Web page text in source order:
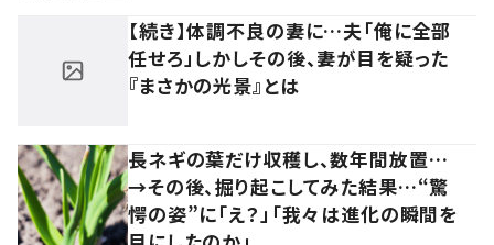
【続き】体調不良の妻に…夫「俺に全部
任せろ」しかしその後、妻が目を疑った
『まさかの光景』とは
長ネギの葉だけ収穫し、数年間放置…
→その後、掘り起こしてみた結果…“驚
愕の姿”に「え？」「我々は進化の瞬間を